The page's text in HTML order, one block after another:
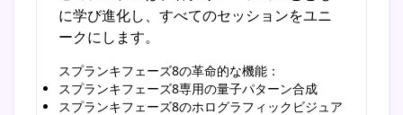
に学び進化し、すべてのセッションをユニ
ークにします。
スプランキフェーズ8の革命的な機能：
スプランキフェーズ8専用の量子パターン合成
スプランキフェーズ8のホログラフィックビジュア